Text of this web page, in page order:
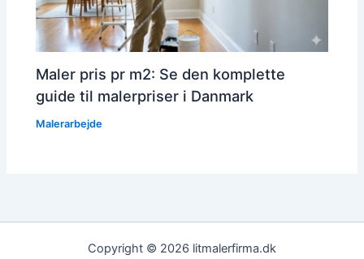
Maler pris pr m2: Se den komplette
guide til malerpriser i Danmark
Malerarbejde
Copyright © 2026 litmalerfirma.dk